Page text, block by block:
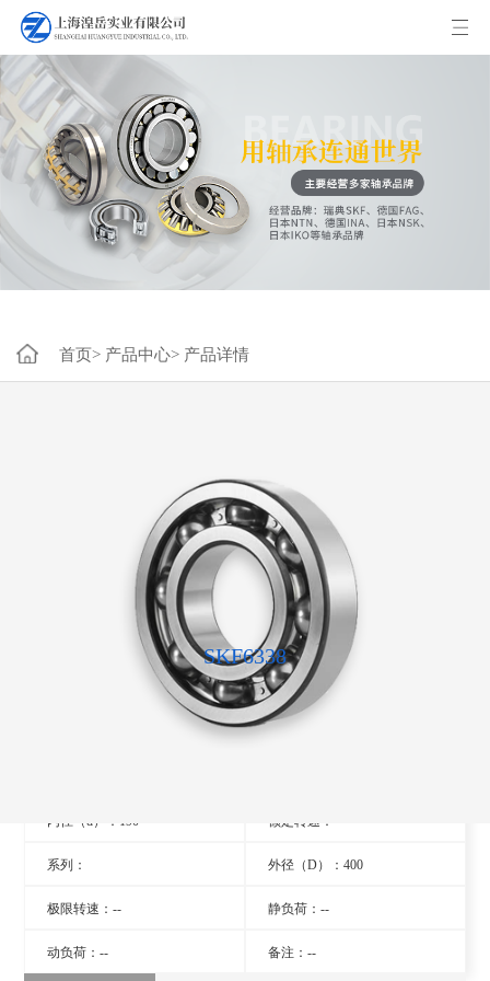
首页> 产品中心> 产品详情
SKF6338
内径（d）：190 额定转速：- -
系列： 外径（D）：400
极限转速：-- 静负荷：--
动负荷：-- 备注：--